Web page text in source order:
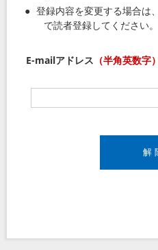
登録内容を変更する場合は
で読者登録してください。
E-mailアドレス （半角英数字）